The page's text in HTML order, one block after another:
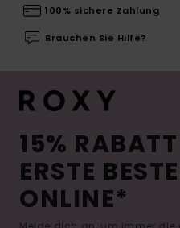
100% sichere Zahlung
Brauchen Sie Hilfe?
15%
ERSTE
ONLINE*